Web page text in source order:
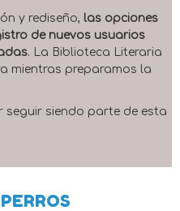
y rediseño, las opciones
de nuevos usuarios
. La Biblioteca Literaria
mientras preparamos la
seguir siendo parte de esta